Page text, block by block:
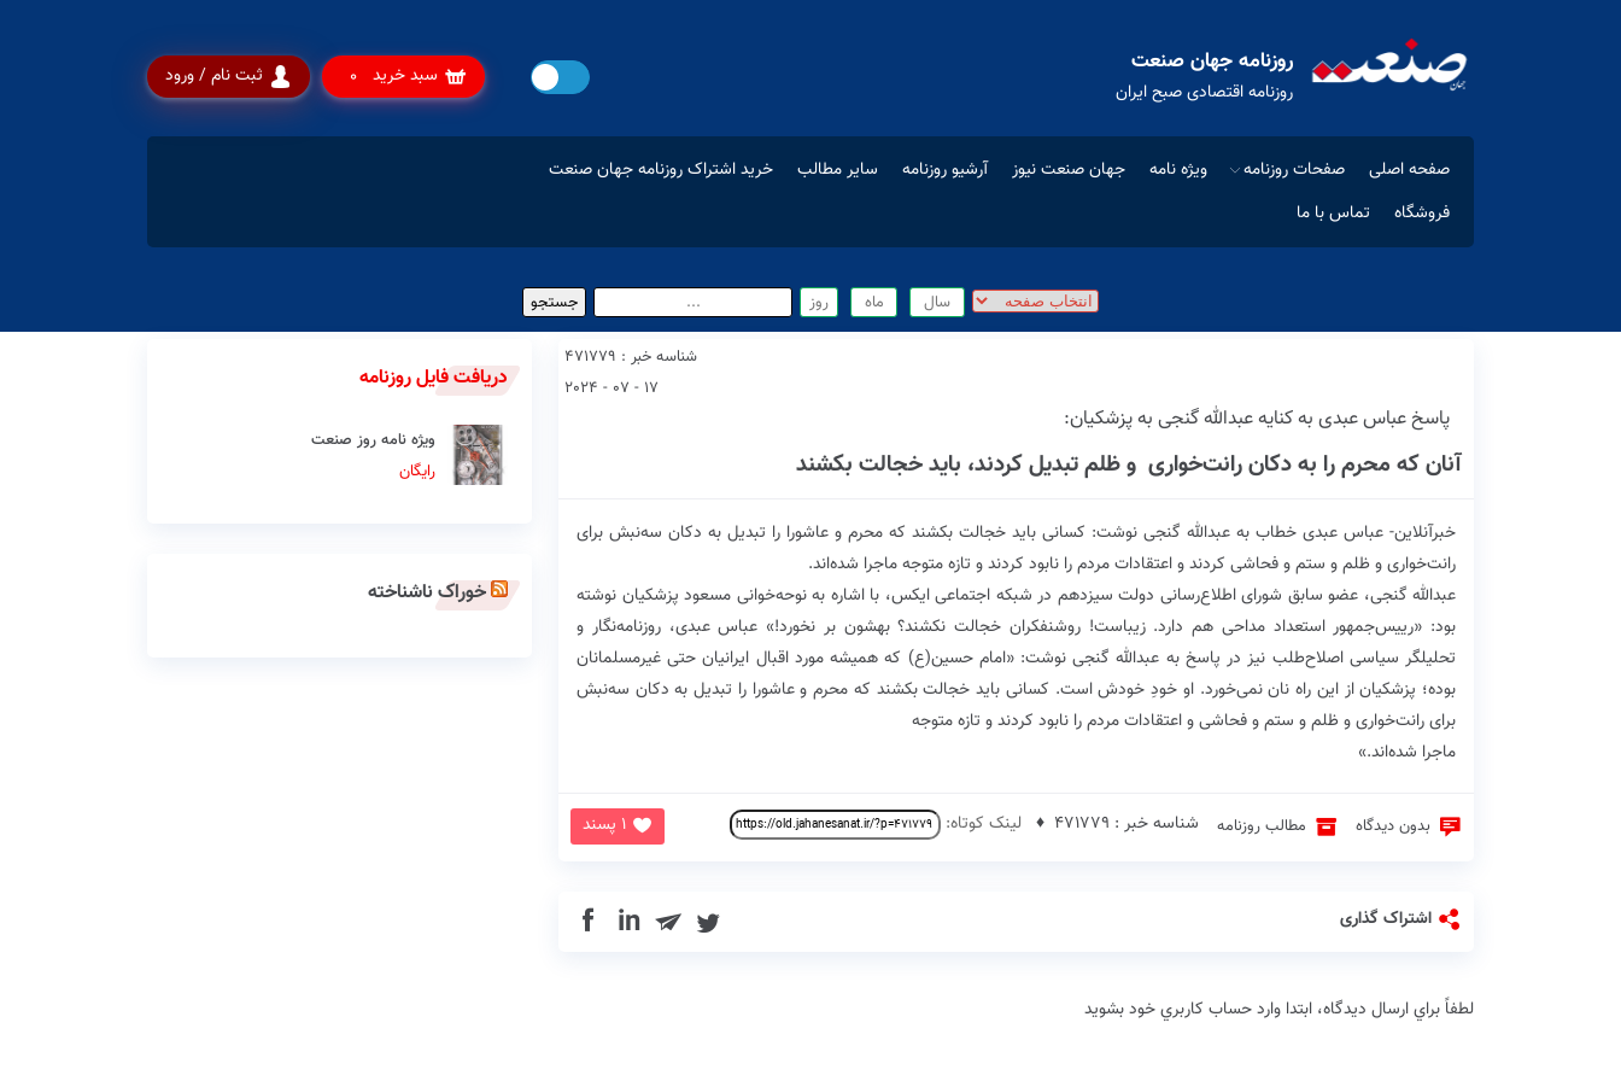
روزنامه جهان صنعت
روزنامه اقتصادی صبح ایران
ثبت نام / ورود سبد خرید 0
صفحه اصلی صفحات روزنامه ویژه نامه جهان صنعت نیوز آرشیو روزنامه سایر مطالب
خرید اشتراک روزنامه جهان صنعت
فروشگاه
تماس با ما
شناسه خبر : 471779
17 - 07 - 2024
پاسخ عباس عبدی به کنایه عبدالله گنجی به پزشکیان:
آنان که محرم را به دکان رانت‌خواری و ظلم تبدیل کردند، باید خجالت بکشند
خبر‌آنلاین- عباس عبدی خطاب به عبدالله گنجی نوشت: کسانی باید خجالت بکشند که محرم و عاشورا را تبدیل به دکان سه‌نبش برای
رانت‌خواری و ظلم و ستم و فحاشی کردند و اعتقادات مردم را نابود کردند و تازه متوجه ماجرا شده‌اند.
عبدالله گنجی، عضو سابق شورای اطلاع‌رسانی دولت سیزدهم در شبکه اجتماعی ایکس، با اشاره به نوحه‌خوانی مسعود پزشکیان نوشته
بود: «رییس‌جمهور استعداد مداحی هم دارد. زیباست! روشنفکران خجالت نکشند؟ بهشون بر نخورد!» عباس عبدی، روزنامه‌نگار و
تحلیلگر سیاسی اصلاح‌طلب نیز در پاسخ به عبدالله گنجی نوشت: «امام حسین(ع) که همیشه مورد اقبال ایرانیان حتی غیرمسلمانان
بوده؛ پزشکیان از این راه نان نمی‌خورد. او خودِ خودش است. کسانی باید خجالت بکشند که محرم و عاشورا را تبدیل به دکان سه‌نبش
برای رانت‌خواری و ظلم و ستم و فحاشی و اعتقادات مردم را نابود کردند و تازه متوجه
ماجرا شده‌اند.»
بدون دیدگاه مطالب روزنامه 1 پسند شناسه خبر : 471779 ♦ لینک کوتاه:
اشتراک گذاری in
لطفاً براي ارسال دیدگاه، ابتدا وارد حساب كاربري خود بشويد
دریافت فایل روزنامه
ویژه نامه روز صنعت
رایگان
خوراک ناشناخته